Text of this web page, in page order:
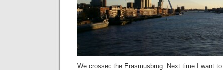
We crossed the Erasmusbrug. Next time I want